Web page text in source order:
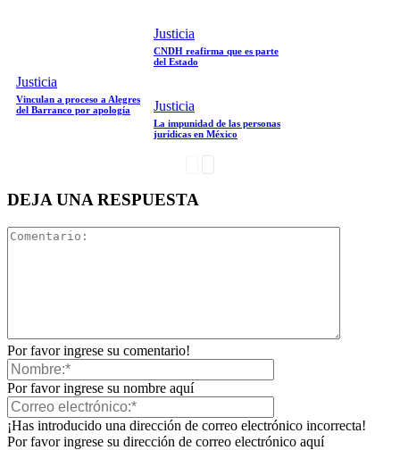
Whatsapp
Justicia
Vinculan a proceso a Alegres
del Barranco por apología
Justicia
CNDH reafirma que es parte
del Estado
Justicia
La impunidad de las personas
jurídicas en México
DEJA UNA RESPUESTA
Por favor ingrese su comentario!
Por favor ingrese su nombre aquí
¡Has introducido una dirección de correo electrónico incorrecta!
Por favor ingrese su dirección de correo electrónico aquí